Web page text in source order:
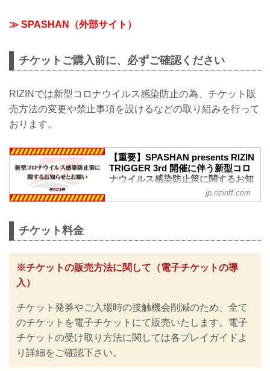
≫ SPASHAN（外部サイト）
チケットご購入前に、必ずご確認ください
RIZINでは新型コロナウイルス感染防止の為、チケット販
売方法の変更や禁止事項を設けるなどの取り組みを行って
おります。
【重要】SPASHAN presents RIZIN
TRIGGER 3rd 開催に伴う新型コロ
ナウイルス感染防止策に関するお知
らせとお願い - RIZIN FIGHTING
FEDERATION オフィシャルサイト
い。
RIZINではイベント開催に際し、日本スポ
ーツ協会が作成した「スポーツイベント
の再開に向けた感染拡大予防ガイドライ
入退場規制の実施、また禁止事項を設け
るなど、新たな取り組みを行いますので
ご案内いたします。
皆さまには大変ご不便をおかけいたしま
すが、安心してご来場・ご観戦いただけ
ますよう努めてまいりますので、何卒ご
jp.rizinff.com
チケット料金
※チケットの販売方法に関して（電子チケットの導
入）
チケット発券やご入場時の接触機会削減のため、全て
のチケットを電子チケットにて販売いたします。電子
チケットの受け取り方法に関しては各プレイガイドよ
り詳細をご確認下さい。